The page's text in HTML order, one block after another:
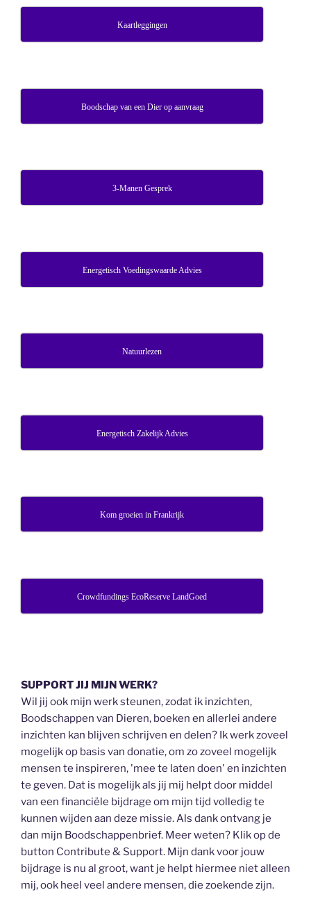
Kaartleggingen
Boodschap van een Dier op aanvraag
3-Manen Gesprek
Energetisch Voedingswaarde Advies
Natuurlezen
Energetisch Zakelijk Advies
Kom groeien in Frankrijk
Crowdfundings EcoReserve LandGoed
SUPPORT JIJ MIJN WERK?
Wil jij ook mijn werk steunen, zodat ik inzichten,
Boodschappen van Dieren, boeken en allerlei andere
inzichten kan blijven schrijven en delen? Ik werk zoveel
mogelijk op basis van donatie, om zo zoveel mogelijk
mensen te inspireren, 'mee te laten doen' en inzichten
te geven. Dat is mogelijk als jij mij helpt door middel
van een financiële bijdrage om mijn tijd volledig te
kunnen wijden aan deze missie. Als dank ontvang je
dan mijn Boodschappenbrief. Meer weten? Klik op de
button Contribute & Support. Mijn dank voor jouw
bijdrage is nu al groot, want je helpt hiermee niet alleen
mij, ook heel veel andere mensen, die zoekende zijn.